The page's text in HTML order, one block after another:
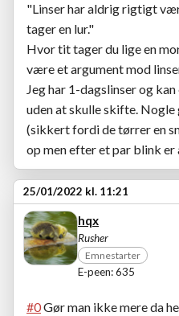
"Linser har aldrig rigtigt
tager en lur."
Hvor tit tager du lige en
være et argument mod
Jeg har 1-dagslinser og
uden at skulle skifte.
(sikkert fordi de tørrer en
op men efter et par blink er
25/01/2022 kl. 11:21
hqx
Rusher
Emnestarter
E-peen: 635
#0Gør man ikke mere da